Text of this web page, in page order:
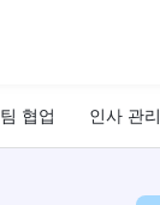
팀 협업 인사 관리